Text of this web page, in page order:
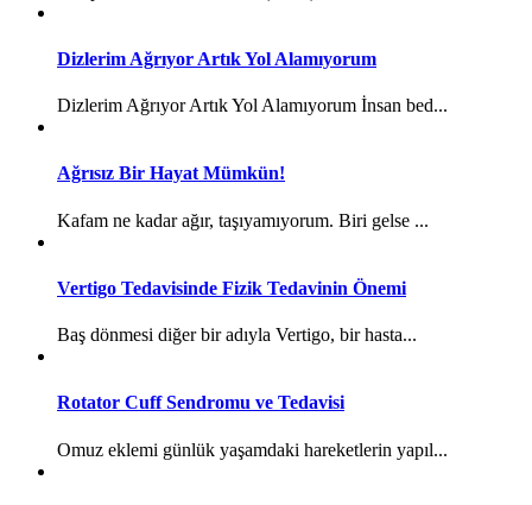
Dizlerim Ağrıyor Artık Yol Alamıyorum
Dizlerim Ağrıyor Artık Yol Alamıyorum İnsan bed...
Ağrısız Bir Hayat Mümkün!
Kafam ne kadar ağır, taşıyamıyorum. Biri gelse ...
Vertigo Tedavisinde Fizik Tedavinin Önemi
Baş dönmesi diğer bir adıyla Vertigo, bir hasta...
Rotator Cuff Sendromu ve Tedavisi
Omuz eklemi günlük yaşamdaki hareketlerin yapıl...